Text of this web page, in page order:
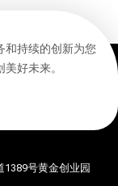
和持续的创新为您
好未来。
号黄金创业园